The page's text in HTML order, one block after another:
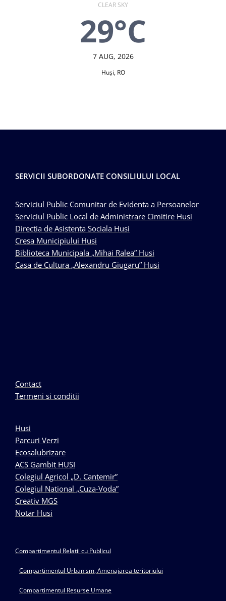
CLEAR SKY
29°C
7 AUG, 2026
Huşi, RO
SERVICII SUBORDONATE CONSILIULUI LOCAL
Serviciul Public Comunitar de Evidenta a Persoanelor
Serviciul Public Local de Administrare Cimitire Husi
Directia de Asistenta Sociala Husi
Cresa Municipiului Husi
Biblioteca Municipala „Mihai Ralea” Husi
Casa de Cultura „Alexandru Giugaru” Husi
Contact
Termeni si conditii
Husi
Parcuri Verzi
Ecosalubrizare
ACS Gambit HUSI
Colegiul Agricol „D. Cantemir”
Colegiul National „Cuza-Voda”
Creativ MGS
Notar Husi
Compartimentul Relatii cu Publicul
Compartimentul Urbanism, Amenajarea teritoriului
Compartimentul Resurse Umane